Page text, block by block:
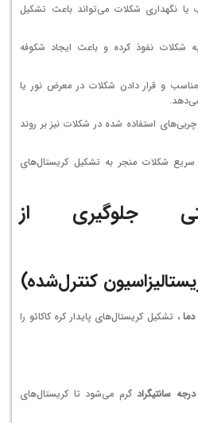
نگهداری شکلات می‌تواند باعث تشکیل
شکلات نفوذ کرده و باعث ایجاد شکوفه
و قرار دادن شکلات در معرض نور یا
استفاده شده در شکلات نیز بر روند
شکلات منجر به تشکیل کریستال‌های
جلوگیری از
دما، تشکیل کریستال‌های پایدار کره کاکائو را
گرم می‌شود تا کریستال‌های